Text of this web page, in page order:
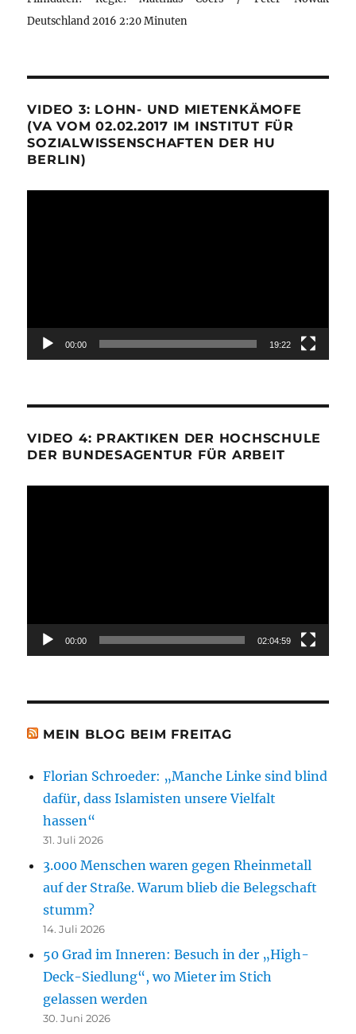
Deutschland 2016 2:20 Minuten
VIDEO 3: LOHN- UND MIETENKÄMOFE
(VA VOM 02.02.2017 IM INSTITUT FÜR
SOZIALWISSENSCHAFTEN DER HU
BERLIN)
00:00 19:22
VIDEO 4: PRAKTIKEN DER HOCHSCHULE
DER BUNDESAGENTUR FÜR ARBEIT
00:00 02:04:59
MEIN BLOG BEIM FREITAG
Florian Schroeder: „Manche Linke sind blind
dafür, dass Islamisten unsere Vielfalt
hassen“
31. Juli 2026
3.000 Menschen waren gegen Rheinmetall
auf der Straße. Warum blieb die Belegschaft
stumm?
14. Juli 2026
50 Grad im Inneren: Besuch in der „High-
Deck-Siedlung“, wo Mieter im Stich
gelassen werden
30. Juni 2026